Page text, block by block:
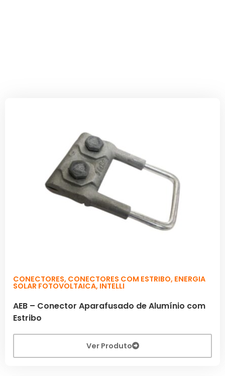
CONECTORES, CONECTORES COM ESTRIBO, ENERGIA
SOLAR FOTOVOLTAICA, INTELLI
AEB – Conector Aparafusado de Alumínio com
Estribo
Ver Produto